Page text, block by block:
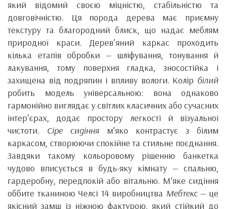
який відомий своєю міцністю, стабільністю та
довговічністю. Ця порода дерева має приємну
текстуру та благородний блиск, що надає меблям
природної краси. Дерев’яний каркас проходить
кілька етапів обробки — шліфування, тонування й
лакування, тому поверхня гладка, зносостійка і
захищена від подряпин і впливу вологи. Колір білий
робить модель універсальною: вона однаково
гармонійно виглядає у світлих класичних або сучасних
інтер’єрах, додає простору легкості й візуальної
чистоти. Сіре сидіння м’яко контрастує з білим
каркасом, створюючи спокійне та стильне поєднання.
Завдяки такому кольоровому рішенню банкетка
чудово вписується в будь-яку кімнату — спальню,
гардеробну, передпокій або вітальню. М’яке сидіння
оббите тканиною Челсі 14 виробництва Мебтекс— це
якісний замш із ніжною фактурою, який стійкий до